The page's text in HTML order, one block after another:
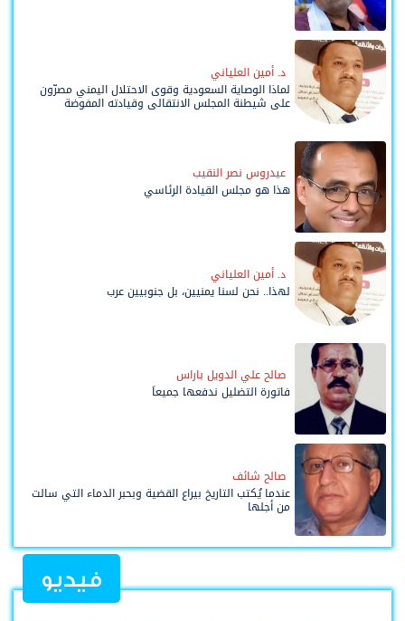
د. أمين العلياني
لماذا الوصاية السعودية وقوى الاحتلال اليمني مصرّون
على شيطنة المجلس الانتقالي وقيادته المفوضة
عيدروس نصر النقيب
هذا هو مجلس القيادة الرئاسي
د. أمين العلياني
لهذا.. نحن لسنا يمنيين، بل جنوبيين عرب
صالح علي الدويل باراس
فاتورة التضليل ندفعها جميعاً
صالح شائف
عندما يُكتب التاريخ بيراع القضية وبحبر الدماء التي سالت
من أجلها
فيديو